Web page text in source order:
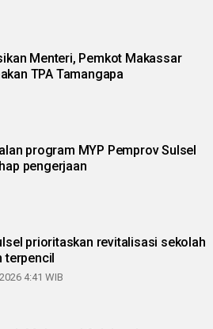
Menteri, Pemkot Makassar
TPA Tamangapa
program MYP Pemprov Sulsel
pengerjaan
prioritaskan revitalisasi sekolah
terpencil
4:41 WIB